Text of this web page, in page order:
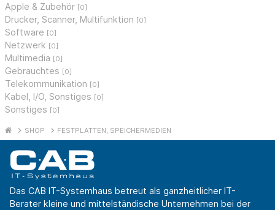
Apple & Zubehör [0]
Drucker, Scanner, Multifunktion [0]
Software [0]
Netzwerk [0]
Multimedia [0]
Gebrauchtes [0]
Telekommunikation [0]
Kabel, I/O, Sonstiges [0]
Sonstiges [0]
SHOP FESTPLATTEN, SPEICHERMEDIEN
Das CAB IT-Systemhaus betreut als ganzheitlicher IT-
Berater kleine und mittelständische Unternehmen bei der